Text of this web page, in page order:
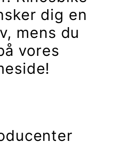
dig en
mens du
vores